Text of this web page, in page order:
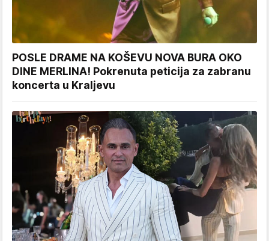
POSLE DRAME NA KOŠEVU NOVA BURA OKO
DINE MERLINA! Pokrenuta peticija za zabranu
koncerta u Kraljevu